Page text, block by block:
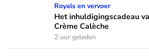
Het inhuldigingscadeau van koningin
Royals en vervoer
Het inhuldigingscadeau
Crème Calèche
2 uur geleden